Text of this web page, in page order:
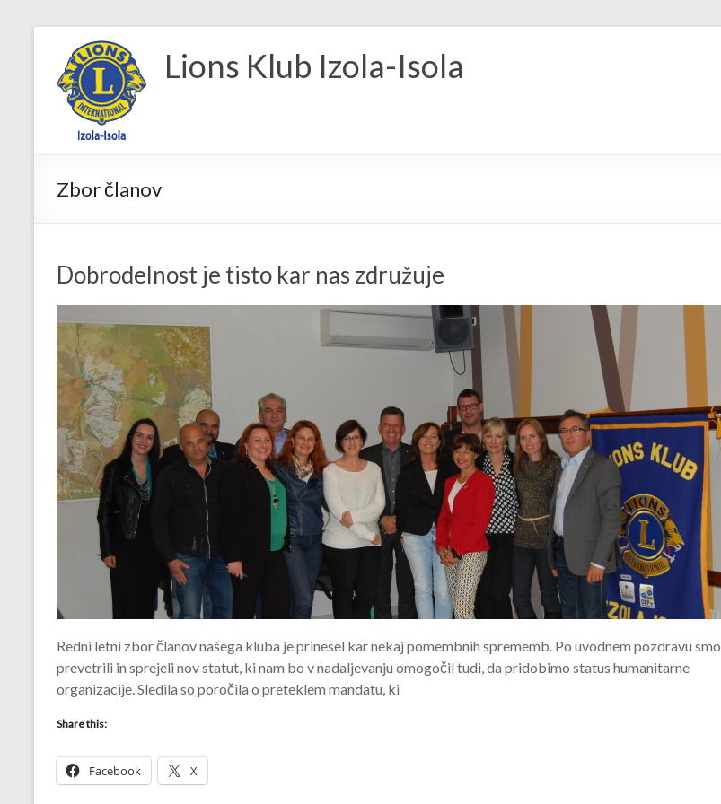
content
Lions Klub Izola-Isola
Zbor članov
Dobrodelnost je tisto kar nas združuje
Redni letni zbor članov našega kluba je prinesel kar nekaj pomembnih sprememb. Po uvodnem pozdravu smo
prevetrili in sprejeli nov statut, ki nam bo v nadaljevanju omogočil tudi, da pridobimo status humanitarne
organizacije. Sledila so poročila o preteklem mandatu, ki
Share this:
Facebook X